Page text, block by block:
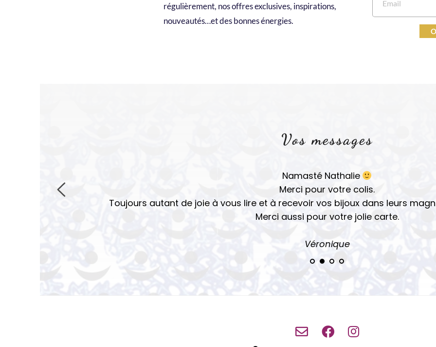
régulièrement, nos offres exclusives, inspirations,
nouveautés…et des bonnes énergies.
Vos messages
Namasté Nathalie
Merci pour votre colis.
Toujours autant de joie à vous lire et à recevoir vos bijoux dans leurs
Merci aussi pour votre jolie carte.
Véronique